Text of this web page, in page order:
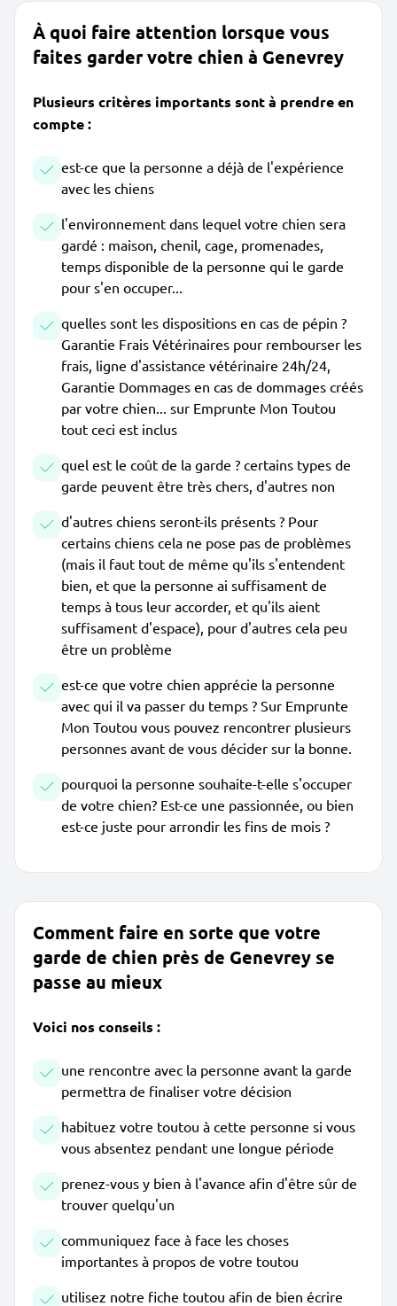
À quoi faire attention lorsque vous
faites garder votre chien à Genevrey
Plusieurs critères importants sont à prendre en
compte :
est-ce que la personne a déjà de l'expérience
avec les chiens
l'environnement dans lequel votre chien sera
gardé : maison, chenil, cage, promenades,
temps disponible de la personne qui le garde
pour s'en occuper...
quelles sont les dispositions en cas de pépin ?
Garantie Frais Vétérinaires pour rembourser les
frais, ligne d'assistance vétérinaire 24h/24,
Garantie Dommages en cas de dommages créés
par votre chien... sur Emprunte Mon Toutou
tout ceci est inclus
quel est le coût de la garde ? certains types de
garde peuvent être très chers, d'autres non
d'autres chiens seront-ils présents ? Pour
certains chiens cela ne pose pas de problèmes
(mais il faut tout de même qu'ils s'entendent
bien, et que la personne ai suffisament de
temps à tous leur accorder, et qu'ils aient
suffisament d'espace), pour d'autres cela peu
être un problème
est-ce que votre chien apprécie la personne
avec qui il va passer du temps ? Sur Emprunte
Mon Toutou vous pouvez rencontrer plusieurs
personnes avant de vous décider sur la bonne.
pourquoi la personne souhaite-t-elle s'occuper
de votre chien? Est-ce une passionnée, ou bien
est-ce juste pour arrondir les fins de mois ?
Comment faire en sorte que votre
garde de chien près de Genevrey se
passe au mieux
Voici nos conseils :
une rencontre avec la personne avant la garde
permettra de finaliser votre décision
habituez votre toutou à cette personne si vous
vous absentez pendant une longue période
prenez-vous y bien à l'avance afin d'être sûr de
trouver quelqu'un
communiquez face à face les choses
importantes à propos de votre toutou
utilisez notre fiche toutou afin de bien écrire